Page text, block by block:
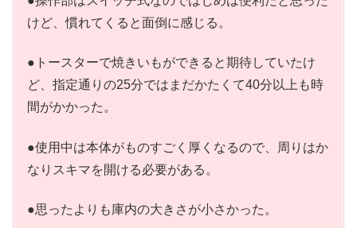
けど、慣れてくると面倒に感じる。
●トースターで焼きいもができると期待していたけ
ど、指定通りの25分ではまだかたくて40分以上も時
間がかかった。
●使用中は本体がものすごく厚くなるので、周りはか
なりスキマを開ける必要がある。
●思ったよりも庫内の大きさが小さかった。